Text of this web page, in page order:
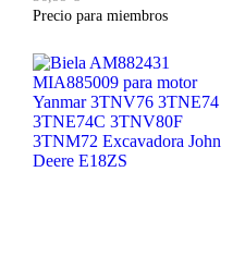
Precio para miembros